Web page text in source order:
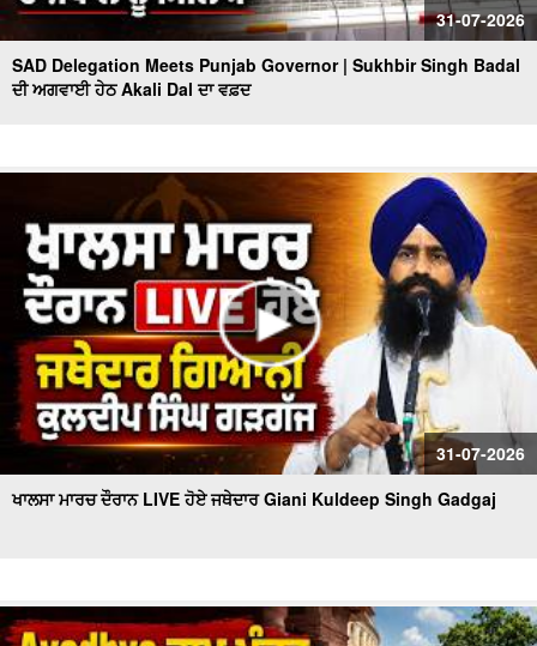
31-07-2026
SAD Delegation Meets Punjab Governor | Sukhbir Singh Badal
ਦੀ ਅਗਵਾਈ ਹੇਠ Akali Dal ਦਾ ਵਫ਼ਦ
31-07-2026
ਖਾਲਸਾ ਮਾਰਚ ਦੌਰਾਨ LIVE ਹੋਏ ਜਥੇਦਾਰ Giani Kuldeep Singh Gadgaj